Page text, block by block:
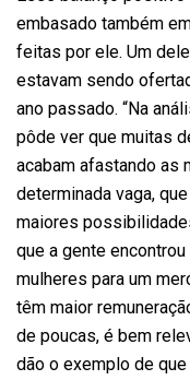
embasado também
feitas por ele. Um
estavam sendo
ano passado. “Na
pôde ver que muitas
acabam afastando as
determinada vaga,
maiores
que a gente
mulheres para um
têm maior
de poucas, é bem
dão o exemplo de